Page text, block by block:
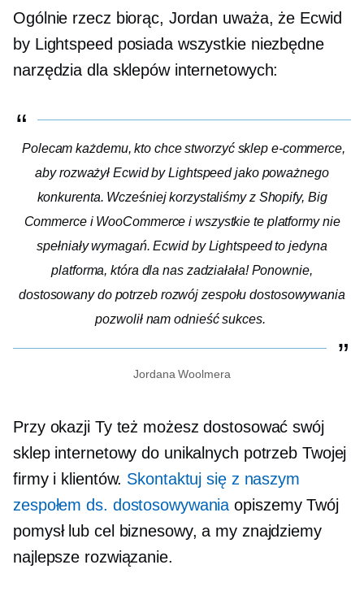
Ogólnie rzecz biorąc, Jordan uważa, że ​​Ecwid
by Lightspeed posiada wszystkie niezbędne
narzędzia dla sklepów internetowych:
Polecam każdemu, kto chce stworzyć sklep e-commerce,
aby rozważył Ecwid by Lightspeed jako poważnego
konkurenta. Wcześniej korzystaliśmy z Shopify, Big
Commerce i WooCommerce i wszystkie te platformy nie
spełniały wymagań. Ecwid by Lightspeed to jedyna
platforma, która dla nas zadziałała! Ponownie,
dostosowany do potrzeb rozwój zespołu dostosowywania
pozwolił nam odnieść sukces.
Jordana Woolmera
Przy okazji Ty też możesz dostosować swój
sklep internetowy do unikalnych potrzeb Twojej
firmy i klientów. Skontaktuj się z naszym
zespołem ds. dostosowywania opiszemy Twój
pomysł lub cel biznesowy, a my znajdziemy
najlepsze rozwiązanie.